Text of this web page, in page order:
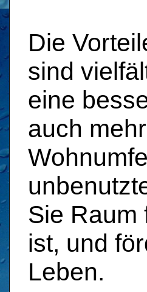
Die
sind
eine
auch
Sie Raum
ist, und
Leben.